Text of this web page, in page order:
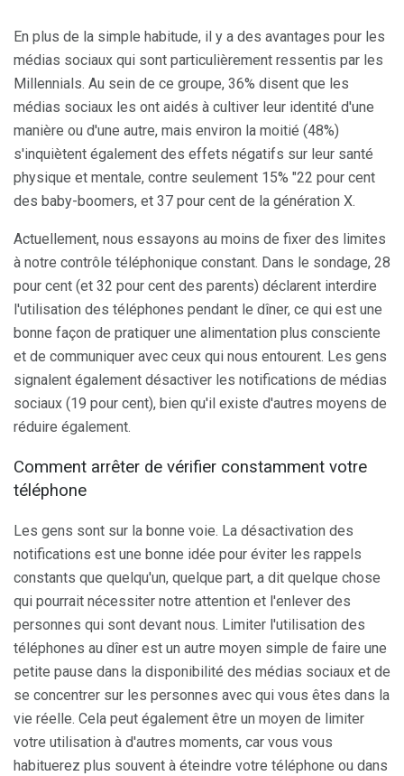
En plus de la simple habitude, il y a des avantages pour les
médias sociaux qui sont particulièrement ressentis par les
Millennials. Au sein de ce groupe, 36% disent que les
médias sociaux les ont aidés à cultiver leur identité d'une
manière ou d'une autre, mais environ la moitié (48%)
s'inquiètent également des effets négatifs sur leur santé
physique et mentale, contre seulement 15% "22 pour cent
des baby-boomers, et 37 pour cent de la génération X.
Actuellement, nous essayons au moins de fixer des limites
à notre contrôle téléphonique constant. Dans le sondage, 28
pour cent (et 32 ​​pour cent des parents) déclarent interdire
l'utilisation des téléphones pendant le dîner, ce qui est une
bonne façon de pratiquer une alimentation plus consciente
et de communiquer avec ceux qui nous entourent. Les gens
signalent également désactiver les notifications de médias
sociaux (19 pour cent), bien qu'il existe d'autres moyens de
réduire également.
Comment arrêter de vérifier constamment votre
téléphone
Les gens sont sur la bonne voie. La désactivation des
notifications est une bonne idée pour éviter les rappels
constants que quelqu'un, quelque part, a dit quelque chose
qui pourrait nécessiter notre attention et l'enlever des
personnes qui sont devant nous. Limiter l'utilisation des
téléphones au dîner est un autre moyen simple de faire une
petite pause dans la disponibilité des médias sociaux et de
se concentrer sur les personnes avec qui vous êtes dans la
vie réelle. Cela peut également être un moyen de limiter
votre utilisation à d'autres moments, car vous vous
habituerez plus souvent à éteindre votre téléphone ou dans